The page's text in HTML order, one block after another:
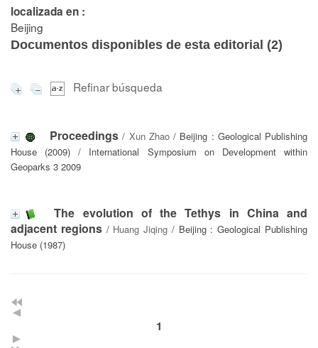
localizada en :
Beijing
Documentos disponibles de esta editorial (2)
Refinar búsqueda
Proceedings / Xun Zhao/ Beijing : Geological Publishing
House (2009) / International Symposium on Development within
Geoparks 3 2009
The evolution of the Tethys in China and
adjacent regions/ Huang Jiqing / Beijing : Geological Publishing
House (1987)
1